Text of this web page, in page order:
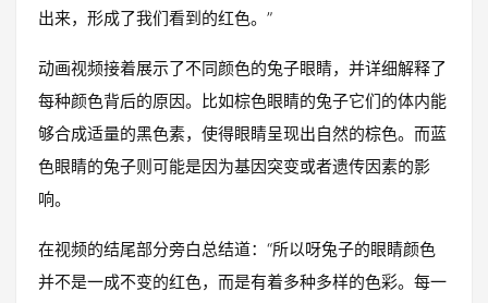
出来，形成了我们看到的红色。”
动画视频接着展示了不同颜色的兔子眼睛，并详细解释了
每种颜色背后的原因。比如棕色眼睛的兔子它们的体内能
够合成适量的黑色素，使得眼睛呈现出自然的棕色。而蓝
色眼睛的兔子则可能是因为基因突变或者遗传因素的影
响。
在视频的结尾部分旁白总结道：“所以呀兔子的眼睛颜色
并不是一成不变的红色，而是有着多种多样的色彩。每一